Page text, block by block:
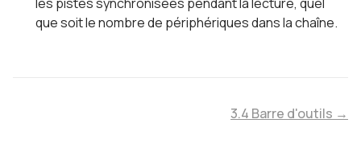
les pistes synchronisées pendant la lecture, quel
que soit le nombre de périphériques dans la chaîne.
3.4 Barre d'outils →